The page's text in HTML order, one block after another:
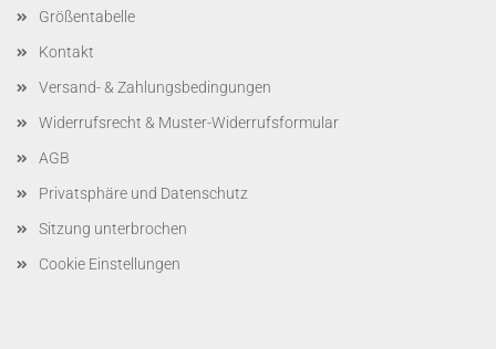
Größentabelle
Kontakt
Versand- & Zahlungsbedingungen
Widerrufsrecht & Muster-Widerrufsformular
AGB
Privatsphäre und Datenschutz
Sitzung unterbrochen
Cookie Einstellungen